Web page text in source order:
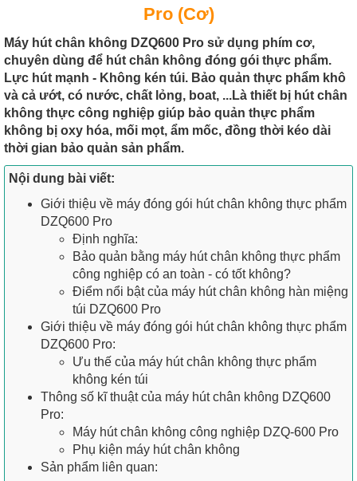
Pro (Cơ)
Máy hút chân không DZQ600 Pro sử dụng phím cơ,
chuyên dùng để hút chân không đóng gói thực phẩm.
Lực hút mạnh - Không kén túi. Bảo quản thực phẩm khô
và cả ướt, có nước, chất lỏng, boat, ...Là thiết bị hút chân
không thực công nghiệp giúp bảo quản thực phẩm
không bị oxy hóa, mối mọt, ẩm mốc, đồng thời kéo dài
thời gian bảo quản sản phẩm.
Nội dung bài viết:
Giới thiệu về máy đóng gói hút chân không thực phẩm
DZQ600 Pro
Định nghĩa:
Bảo quản bằng máy hút chân không thực phẩm
công nghiệp có an toàn - có tốt không?
Điểm nổi bật của máy hút chân không hàn miệng
túi DZQ600 Pro
Giới thiệu về máy đóng gói hút chân không thực phẩm
DZQ600 Pro:
Ưu thế của máy hút chân không thực phẩm
không kén túi
Thông số kĩ thuật của máy hút chân không DZQ600
Pro:
Máy hút chân không công nghiệp DZQ-600 Pro
Phụ kiện máy hút chân không
Sản phẩm liên quan: